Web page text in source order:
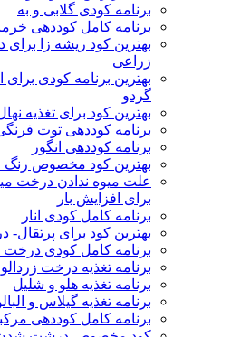
برنامه کودی گلابی و به
برنامه کامل کوددهی
بهترین کود ریشه زا برای
زراعی
بهترین برنامه کودی
گردو
بهترین کود برای تغذیه
برنامه کوددهی توت
برنامه کوددهی انگور
بهترین کود مخصوص رنگ
علت میوه ندادن درخت
برای افزایش بار
برنامه کامل کودی انار
بهترین کود برای
برنامه کامل کودی
برنامه تغذیه درخت زردالو
برنامه تغذیه هلو و شلیل
برنامه تغذیه گیلاس و
برنامه کامل کوددهی